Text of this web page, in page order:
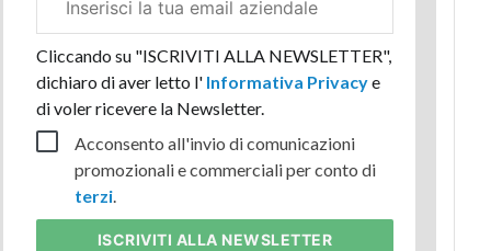
aziendale
Cliccando su "ISCRIVITI ALLA NEWSLETTER",
dichiaro di aver letto l'Informativa Privacye
di voler ricevere la Newsletter.
Acconsento all'invio di comunicazioni
promozionali e commerciali per conto di
terzi.
ISCRIVITI ALLA NEWSLETTER